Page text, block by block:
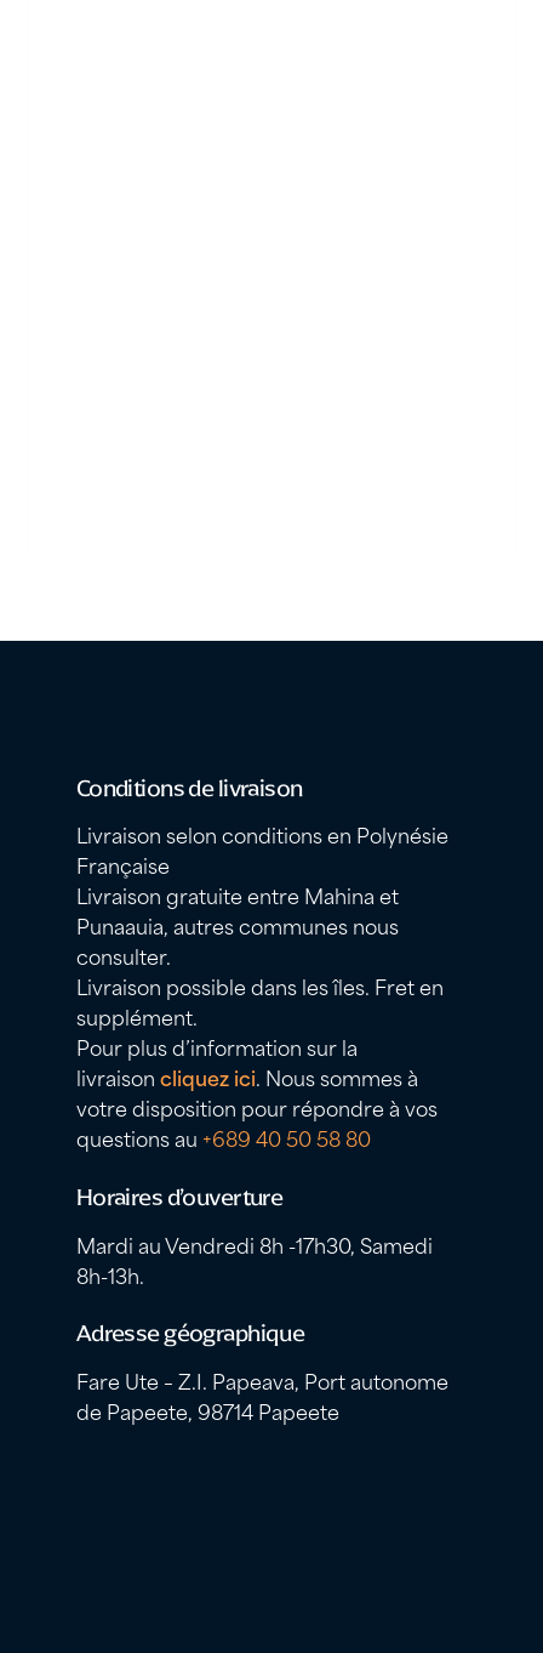
Conditions de livraison
Livraison selon conditions en Polynésie
Française
Livraison gratuite entre Mahina et
Punaauia, autres communes nous
consulter.
Livraison possible dans les îles. Fret en
supplément.
Pour plus d’information sur la
livraisoncliquez ici. Nous sommes à
votre disposition pour répondre à vos
questions au +689 40 50 58 80
Horaires d’ouverture
Mardi au Vendredi 8h -17h30, Samedi
8h-13h.
Adresse géographique
Fare Ute – Z.I. Papeava, Port autonome
de Papeete, 98714 Papeete